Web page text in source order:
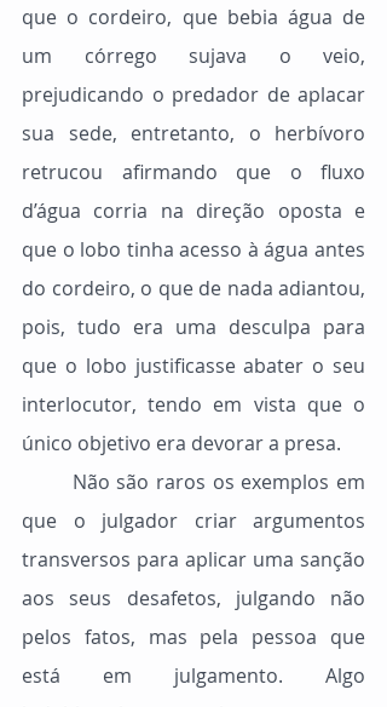
que o cordeiro, que bebia água de
um córrego sujava o veio,
prejudicando o predador de aplacar
sua sede, entretanto, o herbívoro
retrucou afirmando que o fluxo
d’água corria na direção oposta e
que o lobo tinha acesso à água antes
do cordeiro, o que de nada adiantou,
pois, tudo era uma desculpa para
que o lobo justificasse abater o seu
interlocutor, tendo em vista que o
único objetivo era devorar a presa.
que o julgador criar argumentos
transversos para aplicar uma sanção
aos seus desafetos, julgando não
pelos fatos, mas pela pessoa que
está em julgamento. Algo